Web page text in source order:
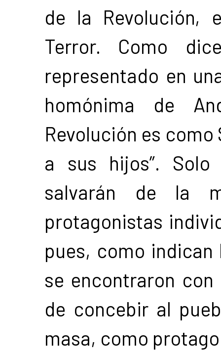
de la Revolución,
Terror. Como
representado en
homónima de
Revolución es como
a sus hijos”. Solo
salvarán de la
protagonistas
pues, como
se encontraron
de concebir al
masa, como